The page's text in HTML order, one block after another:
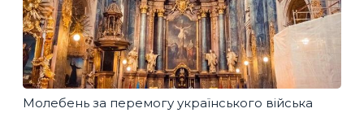
Молебень за перемогу українського війська